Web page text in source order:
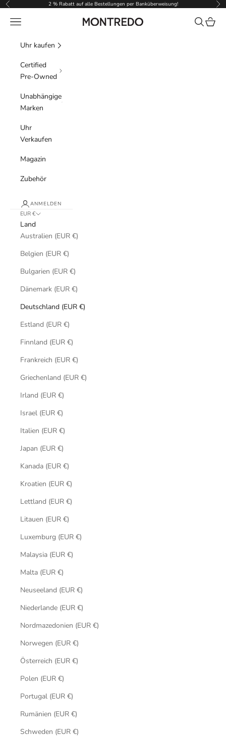
Zum Inhalt springen
Zurück 2 % Rabatt auf alle Bestellungen per Banküberweisung! Vor
Montredo
Menü Suchen
Uhr kaufen
Certified
Pre-Owned
Unabhängige
Marken
Uhr
Verkaufen
Magazin
Zubehör
ANMELDEN
EUR €
Land
Australien (EUR €)
Belgien (EUR €)
Bulgarien (EUR €)
Dänemark (EUR €)
Deutschland (EUR €)
Estland (EUR €)
Finnland (EUR €)
Frankreich (EUR €)
Griechenland (EUR €)
Irland (EUR €)
Israel (EUR €)
Italien (EUR €)
Japan (EUR €)
Kanada (EUR €)
Kroatien (EUR €)
Lettland (EUR €)
Litauen (EUR €)
Luxemburg (EUR €)
Malaysia (EUR €)
Malta (EUR €)
Neuseeland (EUR €)
Niederlande (EUR €)
Nordmazedonien (EUR €)
Norwegen (EUR €)
Österreich (EUR €)
Polen (EUR €)
Portugal (EUR €)
Rumänien (EUR €)
Schweden (EUR €)